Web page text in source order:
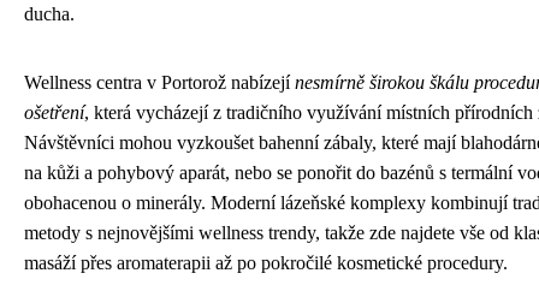
ducha.
Wellness centra v Portorož nabízejínesmírně širokou škálu
ošetření, která vycházejí z tradičního využívání místních přírodních
Návštěvníci mohou vyzkoušet bahenní zábaly, které mají
na kůži a pohybový aparát, nebo se ponořit do bazénů s termální
obohacenou o minerály. Moderní lázeňské komplexy kombinují
metody s nejnovějšími wellness trendy, takže zde najdete vše od
masáží přes aromaterapii až po pokročilé kosmetické procedury.